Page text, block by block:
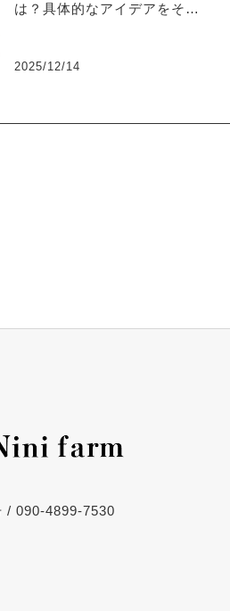
は？具体的なアイデアをそれ
2025/12/14
/ 090-4899-7530